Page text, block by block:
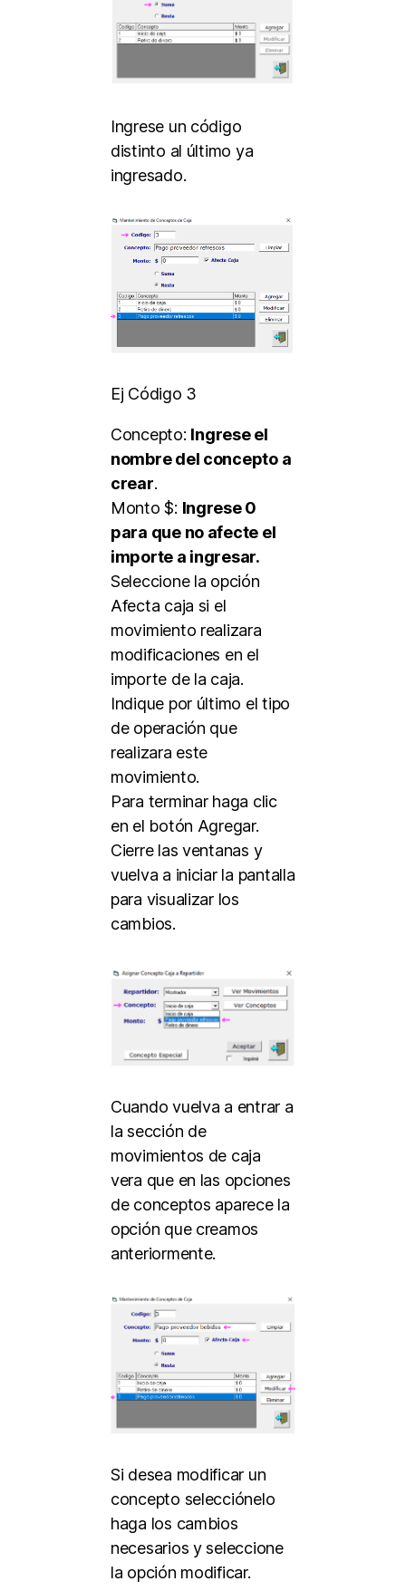
Ingrese un código
distinto al último ya
ingresado.
Ej Código 3
Concepto: Ingrese el
nombre del concepto a
crear.
Monto $: Ingrese 0
para que no afecte el
importe a ingresar.
Seleccione la opción
Afecta caja si el
movimiento realizara
modificaciones en el
importe de la caja.
Indique por último el tipo
de operación que
realizara este
movimiento.
Para terminar haga clic
en el botón Agregar.
Cierre las ventanas y
vuelva a iniciar la pantalla
para visualizar los
cambios.
Cuando vuelva a entrar a
la sección de
movimientos de caja
vera que en las opciones
de conceptos aparece la
opción que creamos
anteriormente.
Si desea modificar un
concepto selecciónelo
haga los cambios
necesarios y seleccione
la opción modificar.